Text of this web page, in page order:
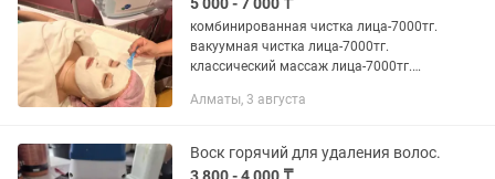
комбинированная чистка лица-7000тг.
вакуумная чистка лица-7000тг.
классический массаж лица-7000тг.
Алматы, 3 августа
Воск горячий для удаления волос.